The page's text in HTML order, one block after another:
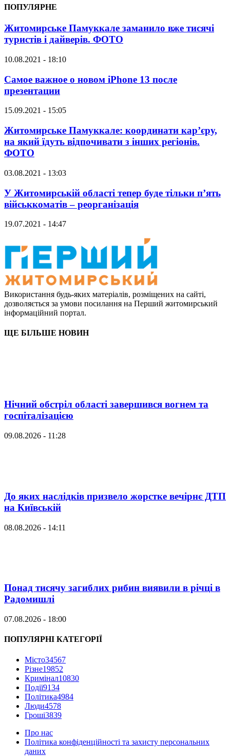
ПОПУЛЯРНЕ
Житомирське Памуккале заманило вже тисячі
туристів і дайверів. ФОТО
10.08.2021 - 18:10
Самое важное о новом iPhone 13 после
презентации
15.09.2021 - 15:05
Житомирське Памуккале: координати кар’єру,
на який їдуть відпочивати з інших регіонів.
ФОТО
03.08.2021 - 13:03
У Житомирській області тепер буде тільки п’ять
військкоматів – реорганізація
19.07.2021 - 14:47
Використання будь-яких матеріалів, розміщених на сайті,
дозволяється за умови посилання на Перший житомирський
інформаційний портал.
ЩЕ БІЛЬШЕ НОВИН
Нічний обстріл області завершився вогнем та
госпіталізацією
09.08.2026 - 11:28
До яких наслідків призвело жорстке вечірнє ДТП
на Київській
08.08.2026 - 14:11
Понад тисячу загиблих рибин виявили в річці в
Радомишлі
07.08.2026 - 18:00
ПОПУЛЯРНІ КАТЕГОРІЇ
Місто34567
Різне19852
Кримінал10830
Події9134
Політика4984
Люди4578
Гроші3839
Про нас
Політика конфіденційності та захисту персональних
даних